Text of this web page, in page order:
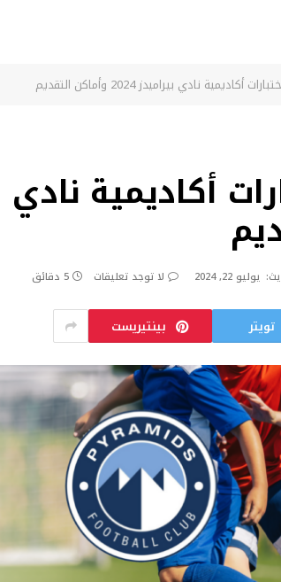
أكاديمية نادي بيراميدز 2024 وأماكن التقديم
يوليو 22, 2024 لا توجد تعليقات 5 دقائق
تويتر بينتيريست